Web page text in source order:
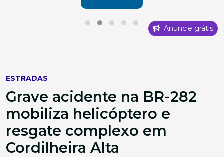
Anuncie grátis
ESTRADAS
Grave acidente na BR-282
mobiliza helicóptero e
resgate complexo em
Cordilheira Alta